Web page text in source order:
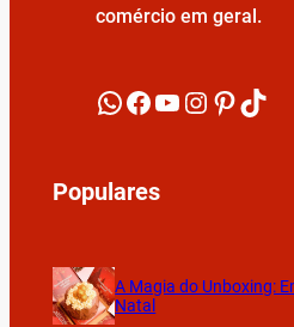
comércio em geral.
WhatsApp Facebook YouTube Instagram Pinterest TikTok
Populares
A Magia do Unboxing:
Natal